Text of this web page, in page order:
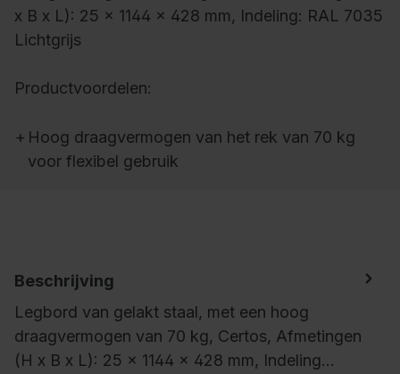
x B x L): 25 x 1144 x 428 mm, Indeling: RAL 7035
Lichtgrijs
Productvoordelen:
+ Hoog draagvermogen van het rek van 70 kg
voor flexibel gebruik
Beschrijving
Legbord van gelakt staal, met een hoog
draagvermogen van 70 kg, Certos, Afmetingen
(H x B x L): 25 x 1144 x 428 mm, Indeling…